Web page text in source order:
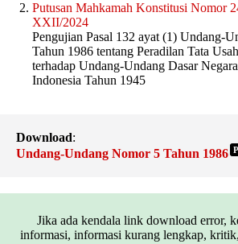
Putusan Mahkamah Konstitusi Nomor
XXII/2024
Pengujian Pasal 132 ayat (1) Undang-
Tahun 1986 tentang Peradilan Tata
terhadap Undang-Undang Dasar
Indonesia Tahun 1945
Download:
Undang-Undang Nomor 5 Tahun 1986
Jika ada kendala link download error,
informasi, informasi kurang lengkap,